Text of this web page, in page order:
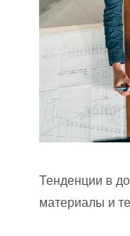
Тенденции в
материалы и